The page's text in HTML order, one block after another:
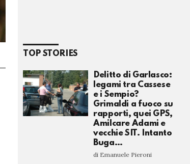
TOP STORIES
Delitto di Garlasco:
legami tra Cassese
e i Sempio?
Grimaldi a fuoco su
rapporti, quei GPS,
Amilcare Adami e
vecchie SIT. Intanto
Buga…
di Emanuele Pieroni